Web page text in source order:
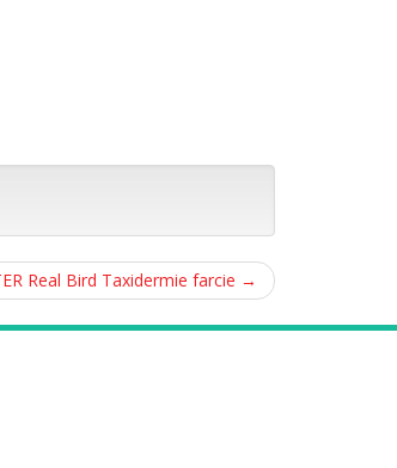
Real Bird Taxidermie farcie →